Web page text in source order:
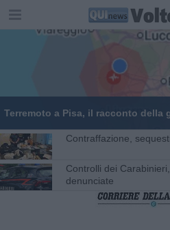
Terremoto a Pisa, il racconto della
Contraffazione,
Controlli dei
denunciate